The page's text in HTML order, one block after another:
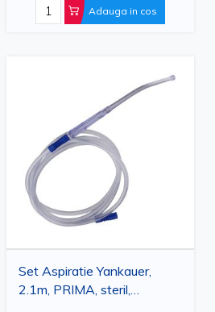
Adauga in cos
Set Aspiratie Yankauer,
2.1m, PRIMA, steril,